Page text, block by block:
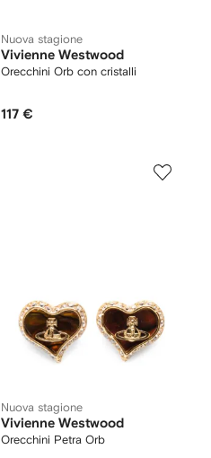
Nuova stagione
Vivienne Westwood
Orecchini Orb con cristalli
117 €
Nuova stagione
Vivienne Westwood
Orecchini Petra Orb